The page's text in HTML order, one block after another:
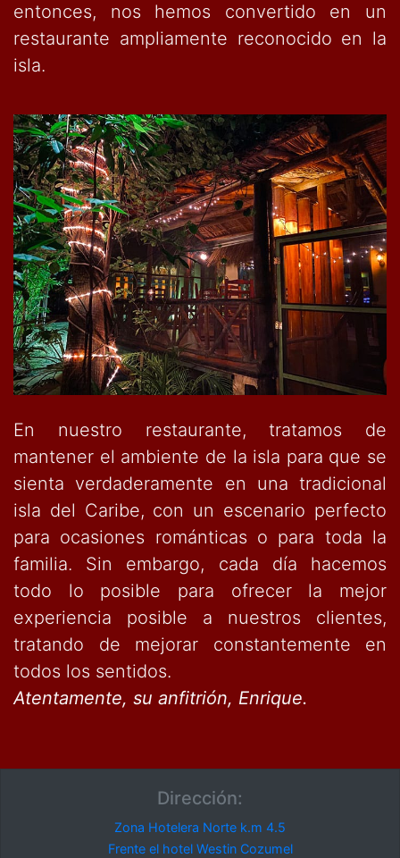
entonces, nos hemos convertido en un
restaurante ampliamente reconocido en la
isla.
En nuestro restaurante, tratamos de
mantener el ambiente de la isla para que se
sienta verdaderamente en una tradicional
isla del Caribe, con un escenario perfecto
para ocasiones románticas o para toda la
familia. Sin embargo, cada día hacemos
todo lo posible para ofrecer la mejor
experiencia posible a nuestros clientes,
tratando de mejorar constantemente en
todos los sentidos.
Atentamente, su anfitrión, Enrique.
Dirección:
Zona Hotelera Norte k.m 4.5
Frente el hotel Westin Cozumel